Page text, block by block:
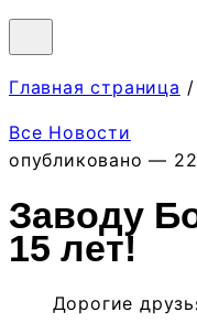
Главная страница /
Все Новости
опубликовано —
Заводу
15 лет!
Дорогие